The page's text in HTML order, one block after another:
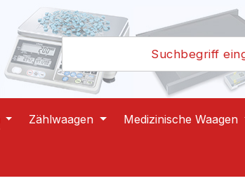
Zählwaagen Medizinische Waagen